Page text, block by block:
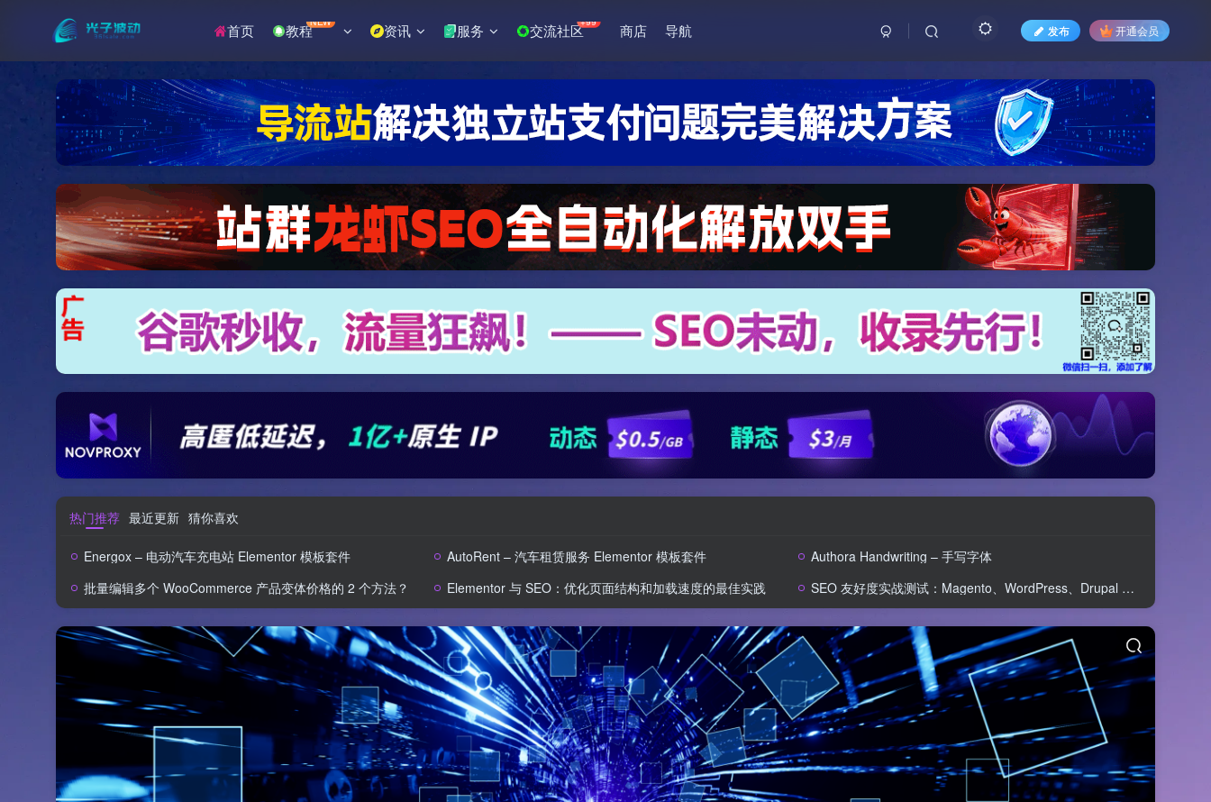
首页 教程NEW 资讯 服务 交流社区+99 商店 导航 发布 开通会员
热门推荐 最近更新 猜你喜欢
Energox – 电动汽车充电站 Elementor 模板套件 AutoRent – 汽车租赁服务 Elementor 模板套件
Authora Handwriting – 手写字体
批量编辑多个 WooCommerce 产品变体价格的 2 个方法？
Elementor 与 SEO：优化页面结构和加载速度的最佳实践 SEO 友好度实战测试：Magento、WordPress、Drupal 在核心 SEO 要素上的表现对比